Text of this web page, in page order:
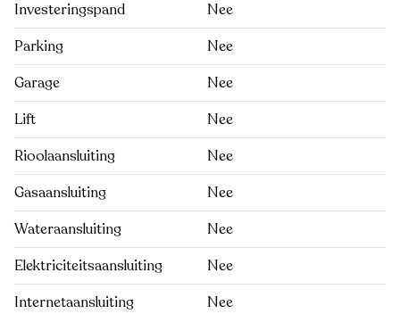
Investeringspand
Nee
Parking
Nee
Garage
Nee
Lift
Nee
Rioolaansluiting
Nee
Gasaansluiting
Nee
Wateraansluiting
Nee
Elektriciteitsaansluiting
Nee
Internetaansluiting
Nee